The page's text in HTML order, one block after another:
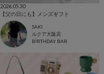
2026.05.30
【父の日にも】メンズギフト
SAKI
ルクア大阪店
BIRTHDAY BAR